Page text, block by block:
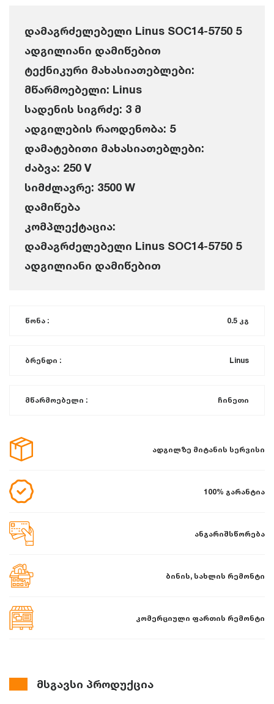
დამაგრძელებელი Linus SOC14-5750 5
ადგილიანი დამიწებით
ტექნიკური მახასიათებლები:
მწარმოებელი: Linus
სადენის სიგრძე: 3 მ
ადგილების რაოდენობა: 5
დამატებითი მახასიათებლები:
ძაბვა: 250 V
სიმძლავრე: 3500 W
დამიწება
კომპლექტაცია:
დამაგრძელებელი Linus SOC14-5750 5
ადგილიანი დამიწებით
წონა : 0.5 კგ
ბრენდი : Linus
მწარმოებელი : ჩინეთი
ადგილზე მიტანის სერვისი
100% გარანტია
ანგარიშსწორება
ბინის, სახლის რემონტი
კომერციული ფართის რემონტი
მსგავსი პროდუქცია